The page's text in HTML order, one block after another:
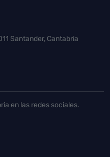
Santander, Cantabria
en las redes sociales.